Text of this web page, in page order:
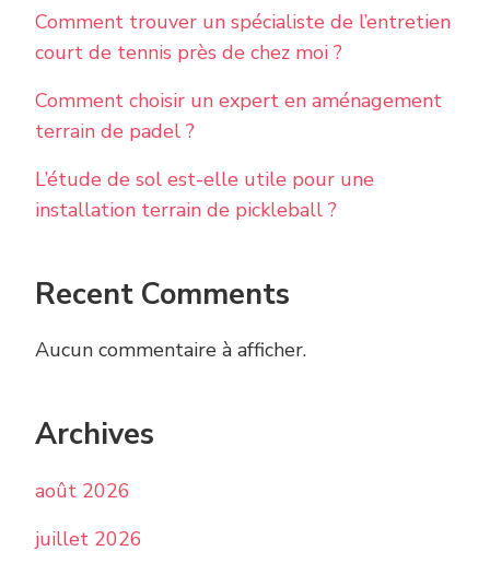
Comment trouver un spécialiste de l’entretien
court de tennis près de chez moi ?
Comment choisir un expert en aménagement
terrain de padel ?
L’étude de sol est-elle utile pour une
installation terrain de pickleball ?
Recent Comments
Aucun commentaire à afficher.
Archives
août 2026
juillet 2026